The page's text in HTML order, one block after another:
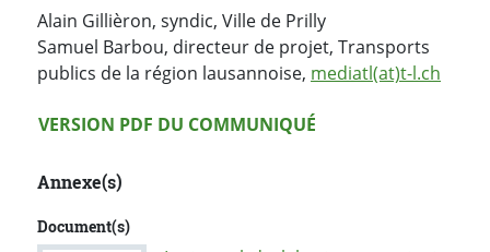
Alain Gillièron, syndic, Ville de Prilly
Samuel Barbou, directeur de projet, Transports
publics de la région lausannoise, mediatl(at)t-l.ch
Version PDF
VERSION PDF DU COMMUNIQUÉ
Annexe(s)
Document(s)